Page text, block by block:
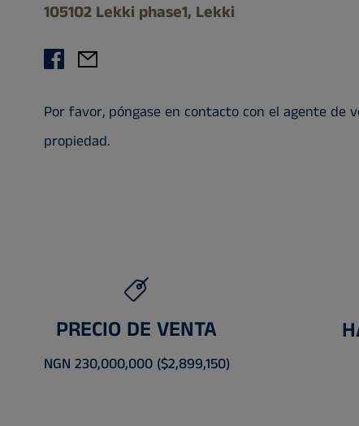
105102 Lekki phase1, Lekki
Por favor, póngase en contacto con el agente de
propiedad.
PRECIO DE VENTA
NGN 230,000,000 ($2,899,150)